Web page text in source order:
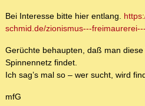
Bei Interesse bitte hier entlang.
schmid.de/zionismus---
Gerüchte behaupten, daß man
Spinnennetz findet.
Ich sag’s mal so – wer sucht, wird
mfG